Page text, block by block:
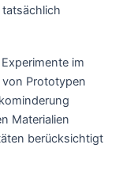
im
Prototypen
Materialien
berücksichtigt